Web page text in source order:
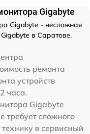
Gigabyte
Gigabyte - несложная
в Саратове.
ремонта
устройств
часа.
Gigabyte
требует сложного
в сервисный